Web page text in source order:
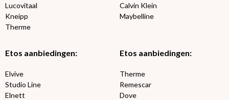
Lucovitaal
Kneipp
Therme
Calvin Klein
Maybelline
Etos aanbiedingen:
Elvive
Studio Line
Elnett
Etos aanbiedingen:
Therme
Remescar
Dove